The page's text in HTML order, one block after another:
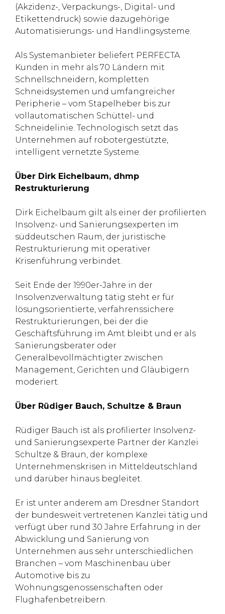
(Akzidenz-, Verpackungs-, Digital- und
Etikettendruck) sowie dazugehörige
Automatisierungs- und Handlingsysteme.
Als Systemanbieter beliefert PERFECTA
Kunden in mehr als 70 Ländern mit
Schnellschneidern, kompletten
Schneidsystemen und umfangreicher
Peripherie – vom Stapelheber bis zur
vollautomatischen Schüttel- und
Schneidelinie. Technologisch setzt das
Unternehmen auf robotergestützte,
intelligent vernetzte Systeme.
Über Dirk Eichelbaum, dhmp
Restrukturierung
Dirk Eichelbaum gilt als einer der profilierten
Insolvenz- und Sanierungsexperten im
süddeutschen Raum, der juristische
Restrukturierung mit operativer
Krisenführung verbindet.​
Seit Ende der 1990er-Jahre in der
Insolvenzverwaltung tätig steht er für
lösungsorientierte, verfahrenssichere
Restrukturierungen, bei der die
Geschäftsführung im Amt bleibt und er als
Sanierungsberater oder
Generalbevollmächtigter zwischen
Management, Gerichten und Gläubigern
moderiert.
Über Rüdiger Bauch, Schultze & Braun
Rüdiger Bauch ist als profilierter Insolvenz-
und Sanierungsexperte Partner der Kanzlei
Schultze & Braun, der komplexe
Unternehmenskrisen in Mitteldeutschland
und darüber hinaus begleitet.
Er ist unter anderem am Dresdner Standort
der bundesweit vertretenen Kanzlei tätig und
verfügt über rund 30 Jahre Erfahrung in der
Abwicklung und Sanierung von
Unternehmen aus sehr unterschiedlichen
Branchen – vom Maschinenbau über
Automotive bis zu
Wohnungsgenossenschaften oder
Flughafenbetreibern.